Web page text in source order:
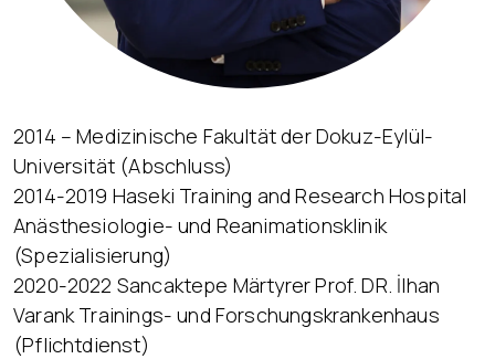
2014 – Medizinische Fakultät der Dokuz-Eylül-
Universität (Abschluss)
2014-2019 Haseki Training and Research Hospital
Anästhesiologie- und Reanimationsklinik
(Spezialisierung)
2020-2022 Sancaktepe Märtyrer Prof. DR. İlhan
Varank Trainings- und Forschungskrankenhaus
(Pflichtdienst)